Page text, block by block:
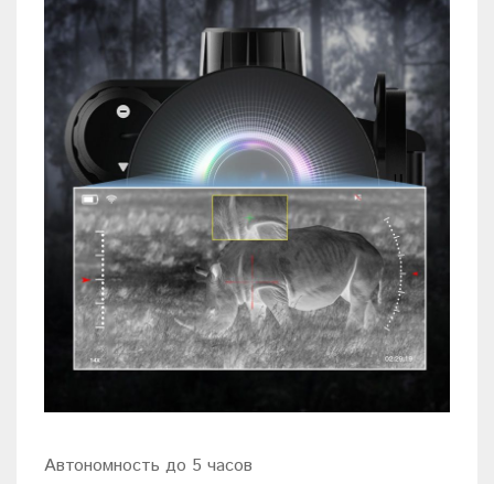
Автономность до 5 часов